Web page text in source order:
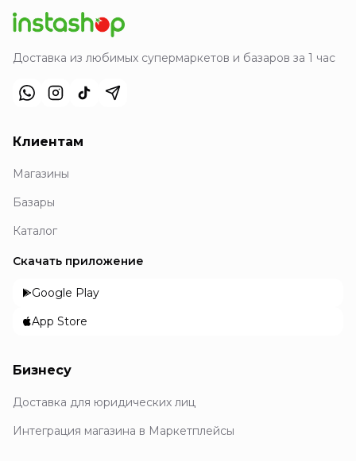
Доставка из любимых супермаркетов и базаров за 1 час
Клиентам
Магазины
Базары
Каталог
Скачать приложение
Google Play
App Store
Бизнесу
Доставка для юридических лиц
Интеграция магазина в Маркетплейсы